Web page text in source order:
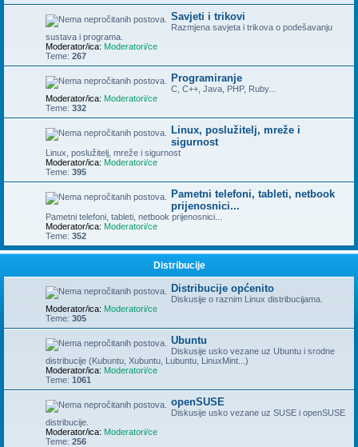
Savjeti i trikovi
Razmjena savjeta i trikova o podešavanju
sustava i programa.
Moderator/ica: Moderatori/ce
Teme: 267
Programiranje
C, C++, Java, PHP, Ruby...
Moderator/ica: Moderatori/ce
Teme: 332
Linux, poslužitelj, mreže i
sigurnost
Linux, poslužitelj, mreže i sigurnost
Moderator/ica: Moderatori/ce
Teme: 395
Pametni telefoni, tableti, netbook
prijenosnici...
Pametni telefoni, tableti, netbook prijenosnici...
Moderator/ica: Moderatori/ce
Teme: 352
Distribucije
Distribucije općenito
Diskusije o raznim Linux distribucijama.
Moderator/ica: Moderatori/ce
Teme: 305
Ubuntu
Diskusije usko vezane uz Ubuntu i srodne
distribucije (Kubuntu, Xubuntu, Lubuntu, LinuxMint...)
Moderator/ica: Moderatori/ce
Teme: 1061
openSUSE
Diskusije usko vezane uz SUSE i openSUSE
distribucije.
Moderator/ica: Moderatori/ce
Teme: 256